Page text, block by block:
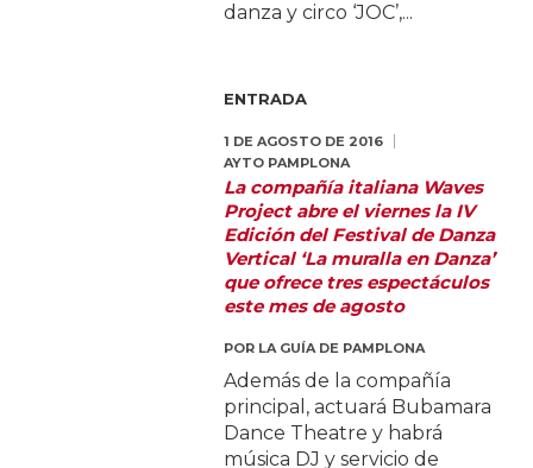
danza y circo ‘JOC’,...
ENTRADA
1 DE AGOSTO DE 2016
AYTO PAMPLONA
La compañía italiana Waves
Project abre el viernes la IV
Edición del Festival de Danza
Vertical ‘La muralla en Danza’
que ofrece tres espectáculos
este mes de agosto
POR LA GUÍA DE PAMPLONA
Además de la compañía
principal, actuará Bubamara
Dance Theatre y habrá
música DJ y servicio de